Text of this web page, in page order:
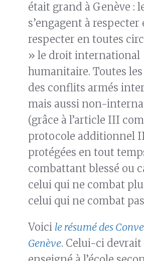
était grand à Genève :
s’engagent à respecter
respecter en toutes
» le droit international
humanitaire. Toutes
des conflits armés
mais aussi non-
(grâce à l’article III
protocole additionnel
protégées en tout
combattant blessé ou
celui qui ne combat
celui qui ne combat
Voici le résumé des
Genève. Celui-ci devrait